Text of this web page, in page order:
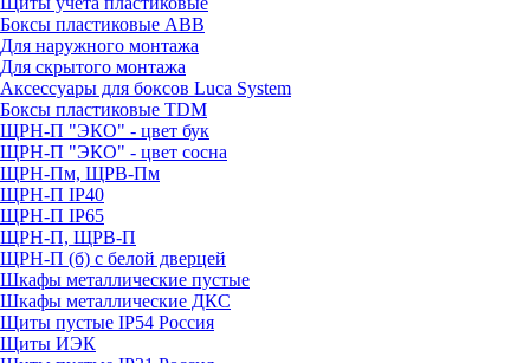
Боксы пластиковые ABB
Для наружного монтажа
Для скрытого монтажа
Аксессуары для боксов Luca System
Боксы пластиковые TDM
ЩРН-П "ЭКО" - цвет бук
ЩРН-П "ЭКО" - цвет сосна
ЩРН-Пм, ЩРВ-Пм
ЩРН-П IP40
ЩРН-П IP65
ЩРН-П, ЩРВ-П
ЩРН-П (б) с белой дверцей
Шкафы металлические пустые
Шкафы металлические ДКС
Щиты пустые IP54 Россия
Щиты ИЭК